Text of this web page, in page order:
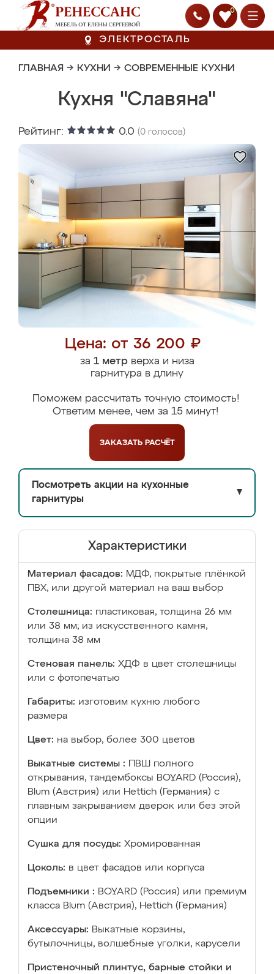
0
ЭЛЕКТРОСТАЛЬ
ГЛАВНАЯ → КУХНИ → СОВРЕМЕННЫЕ КУХНИ
Кухня "Славяна"
Рейтинг: 0.0 (0 голосов)
Цена: от 36 200 ₽
за 1 метрверха и низа
гарнитура в длину
Поможем рассчитать точную стоимость!
Ответим менее, чем за 15 минут!
ЗАКАЗАТЬ РАСЧЁТ
Посмотреть акции на кухонные
гарнитуры
▼
Характеристики
Материал фасадов: МДФ, покрытые плёнкой
ПВХ, или другой материал на ваш выбор
Столешница: пластиковая, толщина 26 мм
или 38 мм; из искусственного камня,
толщина 38 мм
Стеновая панель: ХДФ в цвет столешницы
или с фотопечатью
Габариты: изготовим кухню любого
размера
Цвет: на выбор, более 300 цветов
Выкатные системы :
ПВШ полного
открывания, тандембоксы BOYARD (Россия),
Blum (Австрия) или Hettich (Германия) с
плавным закрыванием дверок или без этой
опции
Сушка для посуды: Хромированная
Цоколь: в цвет фасадов или корпуса
Подъемники : BOYARD (Россия) или премиум
класса Blum (Австрия), Hettich (Германия)
Аксессуары: Выкатные корзины,
бутылочницы, волшебные уголки, карусели
Пристеночный плинтус, барные стойки и